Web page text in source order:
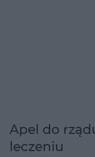
Apel do
leczeniu